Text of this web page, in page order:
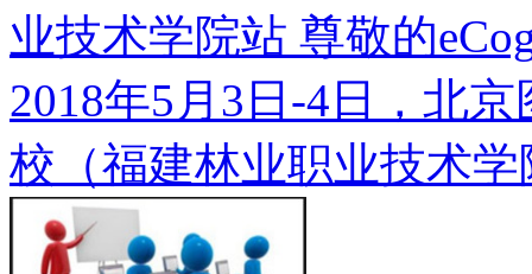
业技术学院站 尊敬的
2018年5月3日-4日，北
校（福建林业职业技术学